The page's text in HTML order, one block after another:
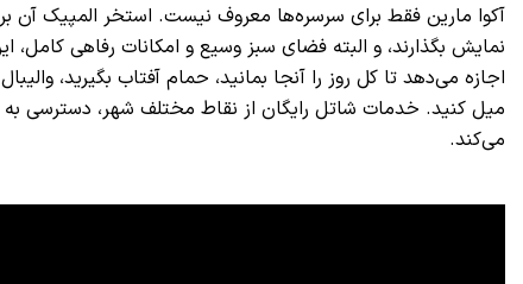
آکوا مارین فقط برای سرسره‌ها معروف نیست. استخر المپیک آن
نمایش بگذارند، و البته فضای سبز وسیع و امکانات رفاهی
اجازه می‌دهد تا کل روز را آنجا بمانید، حمام آفتاب بگیرید،
میل کنید. خدمات شاتل رایگان از نقاط مختلف شهر، دسترسی به
می‌کند.